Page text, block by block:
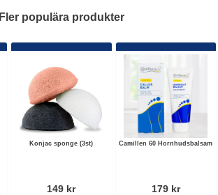
Fler populära produkter
Konjac sponge (3st)
149 kr
Camillen 60 Hornhudsbalsam
179 kr